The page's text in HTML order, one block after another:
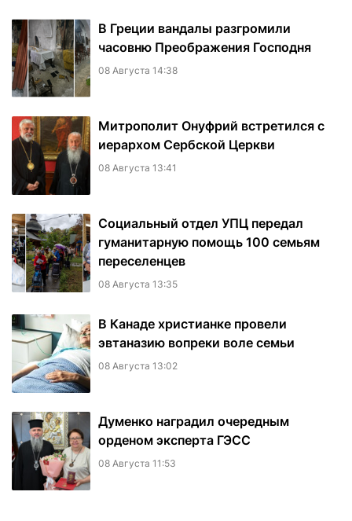
В Греции вандалы разгромили
часовню Преображения Господня
08 Августа 14:38
Митрополит Онуфрий встретился с
иерархом Сербской Церкви
08 Августа 13:41
Социальный отдел УПЦ передал
гуманитарную помощь 100 семьям
переселенцев
08 Августа 13:35
В Канаде христианке провели
эвтаназию вопреки воле семьи
08 Августа 13:02
Думенко наградил очередным
орденом эксперта ГЭСС
08 Августа 11:53